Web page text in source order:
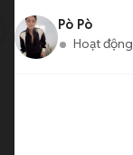
Pò Pò
Hoạt